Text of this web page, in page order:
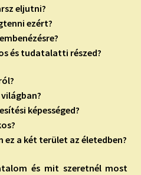
eljutni?
ezért?
és tudatalatti részed?
képességed?
ez a két terület az életedben?
és mit szeretnél most